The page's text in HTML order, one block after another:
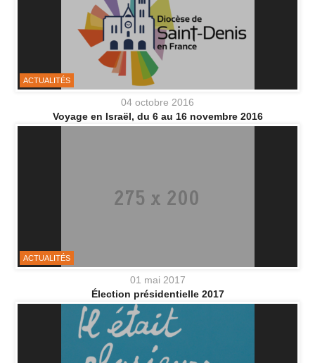
ACTUALITÉS
04 octobre 2016
Voyage en Israël, du 6 au 16 novembre 2016
ACTUALITÉS
01 mai 2017
Élection présidentielle 2017